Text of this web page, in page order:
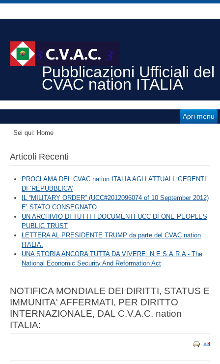
Pubblicazioni Ufficiali del
CVAC nation ITALIA
Apri menu
Sei qui: Home
Articoli Recenti
PROCLAMA DEL CVAC nation ITALIA AGLI ATTUALI ‘GERENTI’
DI ‘REPUBBLICA’
IL “MILITARY ORDER” (UCC#2012096074 of 10 September 2012)
E’ STATO CONSEGNATO.
UN ARCHIVIO DI TUTTI I DOCUMENTI UCC DI ONE PEOPLES
PUBLIC TRUST
LETTERA AL PRESIDENTE TRUMP da parte del CVAC nation
ITALIA.
UNA STORIA ANCORA TUTTA DA VIVERE: N.E.S.A.R.A - The
National Economic Security And Reformation Act
NOTIFICA MONDIALE DEI DIRITTI, STATUS E
IMMUNITA' AFFERMATI, PER DIRITTO
INTERNAZIONALE, DAL C.V.A.C. nation
ITALIA: